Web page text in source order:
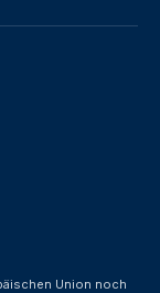
Union noch